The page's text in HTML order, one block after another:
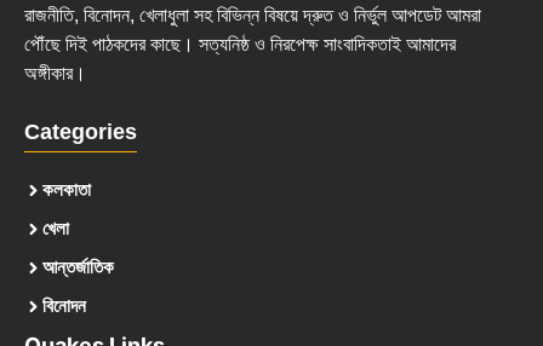
রাজনীতি, বিনোদন, খেলাধুলা সহ বিভিন্ন বিষয়ে দ্রুত ও নির্ভুল আপডেট আমরা
পৌঁছে দিই পাঠকদের কাছে। সত্যনিষ্ঠ ও নিরপেক্ষ সাংবাদিকতাই আমাদের
অঙ্গীকার।
Categories
কলকাতা
খেলা
আন্তর্জাতিক
বিনোদন